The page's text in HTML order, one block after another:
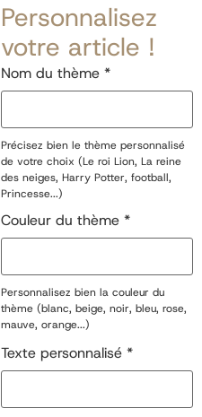
Personnalisez
votre article !
Nom du thème *
Précisez bien le thème personnalisé
de votre choix (Le roi Lion, La reine
des neiges, Harry Potter, football,
Princesse...)
Couleur du thème *
Personnalisez bien la couleur du
thème (blanc, beige, noir, bleu, rose,
mauve, orange...)
Texte personnalisé *